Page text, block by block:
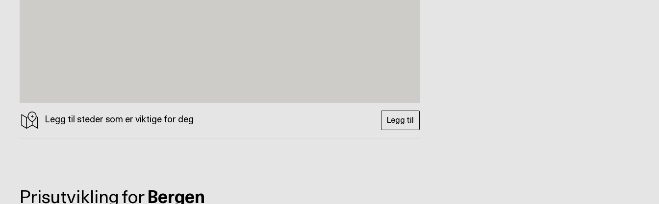
Legg til steder som er viktige for deg Legg til
Prisutvikling for Bergen